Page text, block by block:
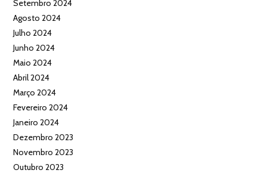
Setembro 2024
Agosto 2024
Julho 2024
Junho 2024
Maio 2024
Abril 2024
Março 2024
Fevereiro 2024
Janeiro 2024
Dezembro 2023
Novembro 2023
Outubro 2023